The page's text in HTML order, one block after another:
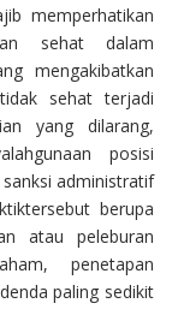
memperhatikan
sehat dalam
mengakibatkan
sehat terjadi
yang dilarang,
posisi
administratif
berupa
atau peleburan
penetapan
paling sedikit